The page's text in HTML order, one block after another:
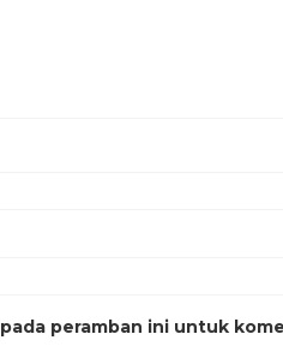
peramban ini untuk